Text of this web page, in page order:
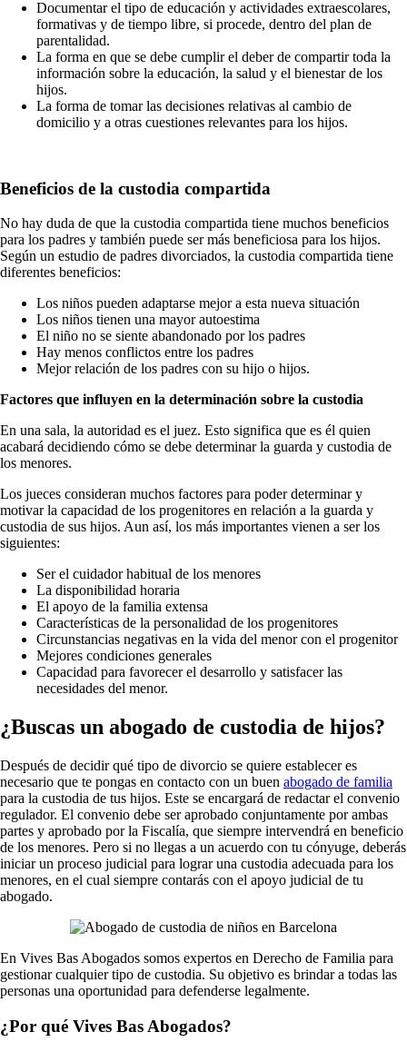
Documentar el tipo de educación y actividades extraescolares,
formativas y de tiempo libre, si procede, dentro del plan de
parentalidad.
La forma en que se debe cumplir el deber de compartir toda la
información sobre la educación, la salud y el bienestar de los
hijos.
La forma de tomar las decisiones relativas al cambio de
domicilio y a otras cuestiones relevantes para los hijos.
Beneficios de la custodia compartida
No hay duda de que la custodia compartida tiene muchos beneficios
para los padres y también puede ser más beneficiosa para los hijos.
Según un estudio de padres divorciados, la custodia compartida tiene
diferentes beneficios:
Los niños pueden adaptarse mejor a esta nueva situación
Los niños tienen una mayor autoestima
El niño no se siente abandonado por los padres
Hay menos conflictos entre los padres
Mejor relación de los padres con su hijo o hijos.
Factores que influyen en la determinación sobre la custodia
En una sala, la autoridad es el juez. Esto significa que es él quien
acabará decidiendo cómo se debe determinar la guarda y custodia de
los menores.
Los jueces consideran muchos factores para poder determinar y
motivar la capacidad de los progenitores en relación a la guarda y
custodia de sus hijos. Aun así, los más importantes vienen a ser los
siguientes:
Ser el cuidador habitual de los menores
La disponibilidad horaria
El apoyo de la familia extensa
Características de la personalidad de los progenitores
Circunstancias negativas en la vida del menor con el progenitor
Mejores condiciones generales
Capacidad para favorecer el desarrollo y satisfacer las
necesidades del menor.
¿Buscas un abogado de custodia de hijos?
Después de decidir qué tipo de divorcio se quiere establecer es
necesario que te pongas en contacto con un buen abogado de familia
para la custodia de tus hijos. Este se encargará de redactar el convenio
regulador. El convenio debe ser aprobado conjuntamente por ambas
partes y aprobado por la Fiscalía, que siempre intervendrá en beneficio
de los menores. Pero si no llegas a un acuerdo con tu cónyuge, deberás
iniciar un proceso judicial para lograr una custodia adecuada para los
menores, en el cual siempre contarás con el apoyo judicial de tu
abogado.
En Vives Bas Abogados somos expertos en Derecho de Familia para
gestionar cualquier tipo de custodia. Su objetivo es brindar a todas las
personas una oportunidad para defenderse legalmente.
¿Por qué Vives Bas Abogados?